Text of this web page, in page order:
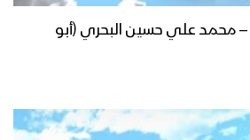
– محمد علي حسين البحري (أبو